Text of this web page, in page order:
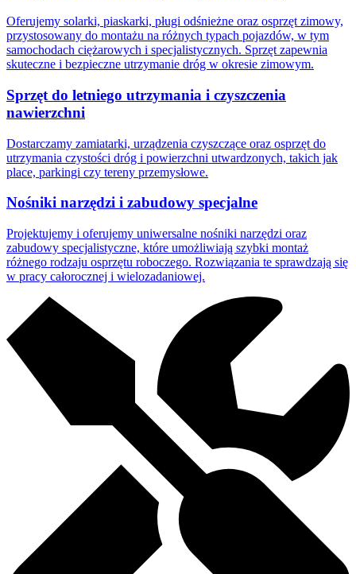
Oferujemy solarki, piaskarki, pługi odśnieżne oraz osprzęt zimowy,
przystosowany do montażu na różnych typach pojazdów, w tym
samochodach ciężarowych i specjalistycznych. Sprzęt zapewnia
skuteczne i bezpieczne utrzymanie dróg w okresie zimowym.
Sprzęt do letniego utrzymania i czyszczenia
nawierzchni
Dostarczamy zamiatarki, urządzenia czyszczące oraz osprzęt do
utrzymania czystości dróg i powierzchni utwardzonych, takich jak
place, parkingi czy tereny przemysłowe.
Nośniki narzędzi i zabudowy specjalne
Projektujemy i oferujemy uniwersalne nośniki narzędzi oraz
zabudowy specjalistyczne, które umożliwiają szybki montaż
różnego rodzaju osprzętu roboczego. Rozwiązania te sprawdzają się
w pracy całorocznej i wielozadaniowej.